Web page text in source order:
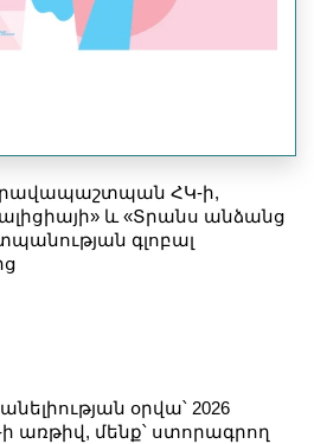
ՀԿ-ի,
և «Տրանս անձանց
գլոբալ
օրվա՝ 2026
առթիվ, մենք՝ ստորագրող